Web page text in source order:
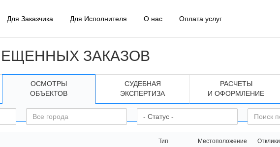
Для Заказчика Для Исполнителя О нас Оплата услуг
ЗАКАЗОВ
ОСМОТРЫ
ОБЪЕКТОВ
СУДЕБНАЯ
ЭКСПЕРТИЗА
РАСЧЕТЫ
И ОФОРМЛЕНИЕ
Тип Местоположение Отклики